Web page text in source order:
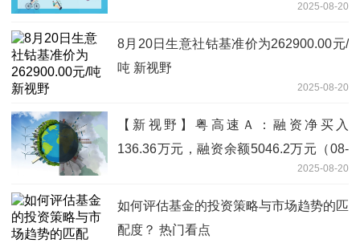
2025-08-20
8月20日生意社钴基准价为262900.00元/
吨 新视野
2025-08-20
【新视野】粤高速Ａ：融资净买入
136.36万元，融资余额5046.2万元（08-
2025-08-20
如何评估基金的投资策略与市场趋势的匹
配度？ 热门看点